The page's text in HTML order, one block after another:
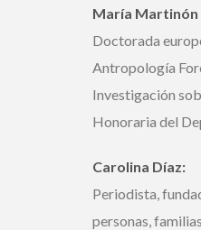
María Martinón
Doctorada
Antropología
Investigación
Honoraria del
Carolina Díaz:
Periodista,
personas,